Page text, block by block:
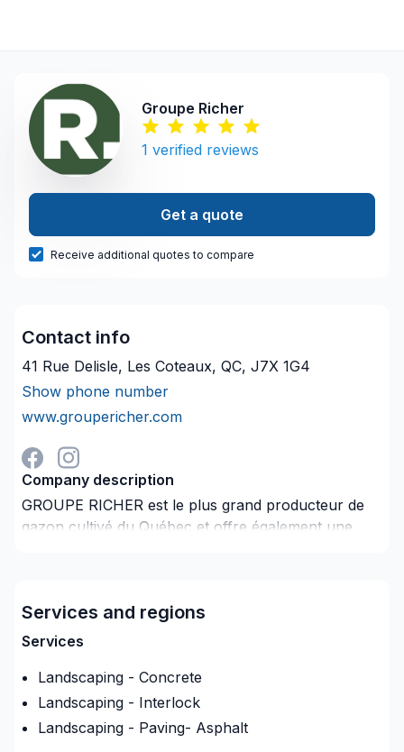
Groupe Richer
1 verified reviews
Get a quote
Receive additional quotes to compare
Contact info
41 Rue Delisle, Les Coteaux, QC, J7X 1G4
Show phone number
www.groupericher.com
Company description
GROUPE RICHER est le plus grand producteur de
gazon cultivé du Québec et offre également une
1962. Succursales : Sainte-Julie, Mercier, Les
Coteaux, Dorval, Terrebonne, Lacolle, Trois-
groupericher.com/contactez-nous/
Services and regions
Services
Landscaping - Concrete
Landscaping - Interlock
Landscaping - Paving- Asphalt